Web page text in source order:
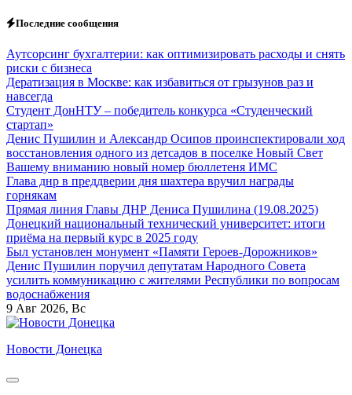
Перейти
содержанию
Последние сообщения
Аутсорсинг бухгалтерии: как оптимизировать расходы и снять
риски с бизнеса
Дератизация в Москве: как избавиться от грызунов раз и
навсегда
Студент ДонНТУ – победитель конкурса «Студенческий
стартап»
Денис Пушилин и Александр Осипов проинспектировали ход
восстановления одного из детсадов в поселке Новый Свет
Вашему вниманию новый номер бюллетеня ИМС
Глава днр в преддверии дня шахтера вручил награды
горнякам
Прямая линия Главы ДНР Дениса Пушилина (19.08.2025)
Донецкий национальный технический университет: итоги
приёма на первый курс в 2025 году
Был установлен монумент «Памяти Героев-Дорожников»
Денис Пушилин поручил депутатам Народного Совета
усилить коммуникацию с жителями Республики по вопросам
водоснабжения
9 Авг 2026, Вс
Новости Донецка